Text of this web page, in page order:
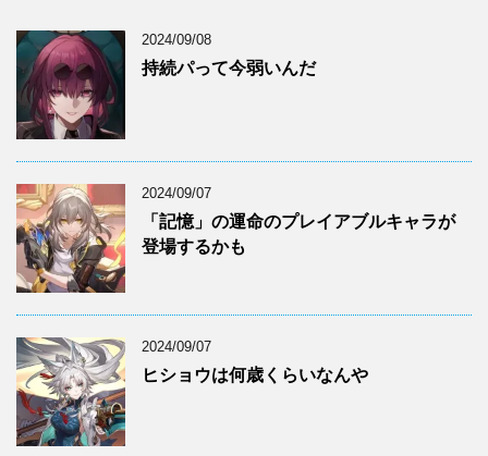
2024/09/08
持続パって今弱いんだ
2024/09/07
「記憶」の運命のプレイアブルキャラが
登場するかも
2024/09/07
ヒショウは何歳くらいなんや